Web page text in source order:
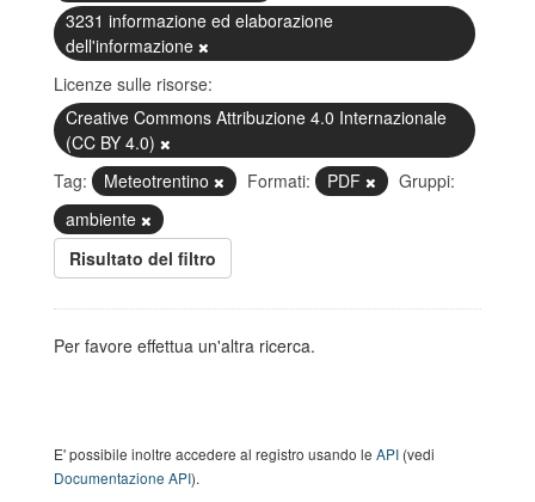
3231 informazione ed elaborazione
dell'informazione
Licenze sulle risorse:
Creative Commons Attribuzione 4.0 Internazionale
(CC BY 4.0)
Tag:
Meteotrentino Formati: PDF
Gruppi:
ambiente
Risultato del filtro
Per favore effettua un'altra ricerca.
E' possibile inoltre accedere al registro usando le API (vedi
Documentazione API).